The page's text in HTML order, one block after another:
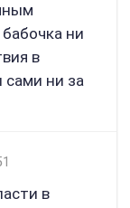
ни
в
сами ни за
в